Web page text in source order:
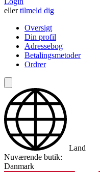
ellertilmeld dig
Oversigt
Din profil
Adressebog
Betalingsmetoder
Ordrer
Land
Nuværende butik:
Danmark